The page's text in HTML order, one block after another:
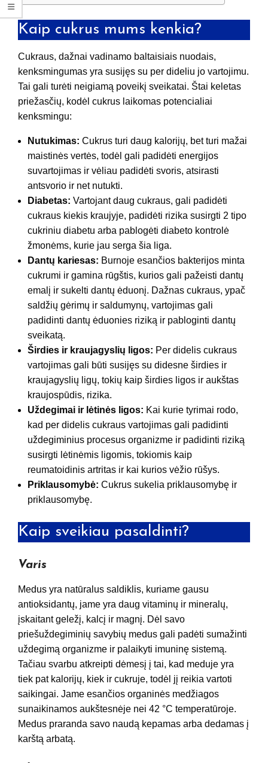
Kaip cukrus mums kenkia?
Cukraus, dažnai vadinamo baltaisiais nuodais,
kenksmingumas yra susijęs su per dideliu jo vartojimu.
Tai gali turėti neigiamą poveikį sveikatai. Štai keletas
priežasčių, kodėl cukrus laikomas potencialiai
kenksmingu:
Nutukimas: Cukrus turi daug kalorijų, bet turi mažai
maistinės vertės, todėl gali padidėti energijos
suvartojimas ir vėliau padidėti svoris, atsirasti
antsvorio ir net nutukti.
Diabetas: Vartojant daug cukraus, gali padidėti
cukraus kiekis kraujyje, padidėti rizika susirgti 2 tipo
cukriniu diabetu arba pablogėti diabeto kontrolė
žmonėms, kurie jau serga šia liga.
Dantų kariesas: Burnoje esančios bakterijos minta
cukrumi ir gamina rūgštis, kurios gali pažeisti dantų
emalį ir sukelti dantų ėduonį. Dažnas cukraus, ypač
saldžių gėrimų ir saldumynų, vartojimas gali
padidinti dantų ėduonies riziką ir pabloginti dantų
sveikatą.
Širdies ir kraujagyslių ligos: Per didelis cukraus
vartojimas gali būti susijęs su didesne širdies ir
kraujagyslių ligų, tokių kaip širdies ligos ir aukštas
kraujospūdis, rizika.
Uždegimai ir lėtinės ligos: Kai kurie tyrimai rodo,
kad per didelis cukraus vartojimas gali padidinti
uždegiminius procesus organizme ir padidinti riziką
susirgti lėtinėmis ligomis, tokiomis kaip
reumatoidinis artritas ir kai kurios vėžio rūšys.
Priklausomybė: Cukrus sukelia priklausomybę ir
priklausomybę.
Kaip sveikiau pasaldinti?
Varis
Medus yra natūralus saldiklis, kuriame gausu
antioksidantų, jame yra daug vitaminų ir mineralų,
įskaitant geležį, kalcį ir magnį. Dėl savo
priešuždegiminių savybių medus gali padėti sumažinti
uždegimą organizme ir palaikyti imuninę sistemą.
Tačiau svarbu atkreipti dėmesį į tai, kad meduje yra
tiek pat kalorijų, kiek ir cukruje, todėl jį reikia vartoti
saikingai. Jame esančios organinės medžiagos
sunaikinamos aukštesnėje nei 42 °C temperatūroje.
Medus praranda savo naudą kepamas arba dedamas į
karštą arbatą.